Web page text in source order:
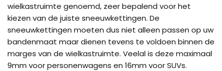
wielkastruimte genoemd, zeer bepalend voor het
kiezen van de juiste sneeuwkettingen. De
sneeuwkettingen moeten dus niet alleen passen op uw
bandenmaat maar dienen tevens te voldoen binnen de
marges van de wielkastruimte. Veelal is deze maximaal
9mm voor personenwagens en 16mm voor SUVs.